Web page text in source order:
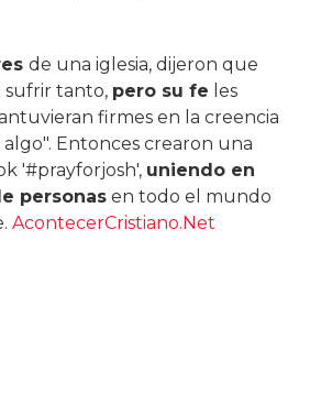
de una iglesia, dijeron que
sufrir tanto, pero su fe les
firmes en la creencia
Entonces crearon una
'#prayforjosh', uniendo en
personas en todo el mundo
AcontecerCristiano.Net